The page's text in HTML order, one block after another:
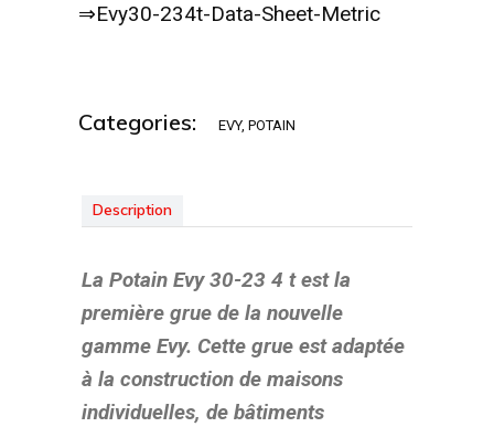
⇒Evy30-234t-Data-Sheet-Metric
Categories: EVY, POTAIN
Description
La Potain Evy 30-23 4 t est la
première grue de la nouvelle
gamme Evy. Cette grue est adaptée
à la construction de maisons
individuelles, de bâtiments